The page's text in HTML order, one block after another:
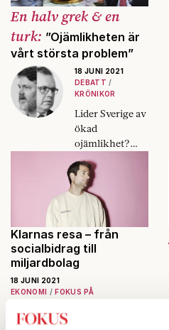
En halv grek & en
turk: ”Ojämlikheten är
vårt största problem”
18 JUNI 2021
DEBATT
KRÖNIKOR
Lider Sverige av
ökad
ojämlikhet?
Om ja, vad är
värst –
höginkomsttag
ares inkomster
eller
utrikesfödda
arbetslösa?
Markus
Thomas Gür tar
Klarnas resa – från
socialbidrag till
miljardbolag
18 JUNI 2021
EKONOMI
FOKUS PÅ
Finanskoncernen Klarnas
värde närmar sig 400